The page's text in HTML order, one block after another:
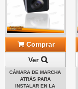
Comprar
Ver
CÁMARA DE MARCHA
ATRÁS PARA
INSTALAR EN LA